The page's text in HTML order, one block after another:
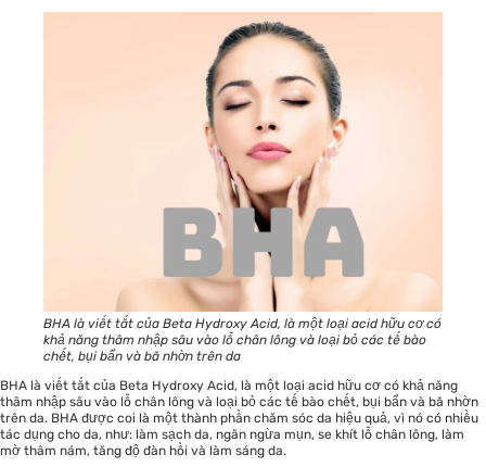
BHA là viết tắt của Beta Hydroxy Acid, là một loại acid hữu cơ có
khả năng thâm nhập sâu vào lỗ chân lông và loại bỏ các tế bào
chết, bụi bẩn và bã nhờn trên da
BHA là viết tắt của Beta Hydroxy Acid, là một loại acid hữu cơ có khả năng
thâm nhập sâu vào lỗ chân lông và loại bỏ các tế bào chết, bụi bẩn và bã nhờn
trên da. BHA được coi là một thành phần chăm sóc da hiệu quả, vì nó có nhiều
tác dụng cho da, như: làm sạch da, ngăn ngừa mụn, se khít lỗ chân lông, làm
mờ thâm nám, tăng độ đàn hồi và làm sáng da.